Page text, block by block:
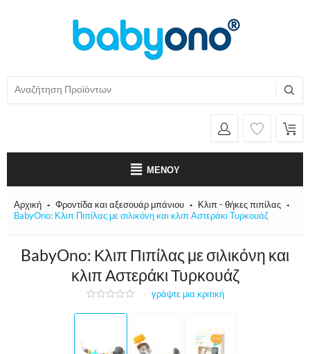
ΜΕΝΟΎ
Αρχική Φροντίδα και αξεσουάρ μπάνιου
Κλιπ - θήκες πιπίλας
BabyOno: Κλιπ Πιπίλας με σιλικόνη και κλιπ Αστεράκι Τυρκουάζ
BabyOno: Κλιπ Πιπίλας με σιλικόνη και
κλιπ Αστεράκι Τυρκουάζ
- γράψτε μια κριτική